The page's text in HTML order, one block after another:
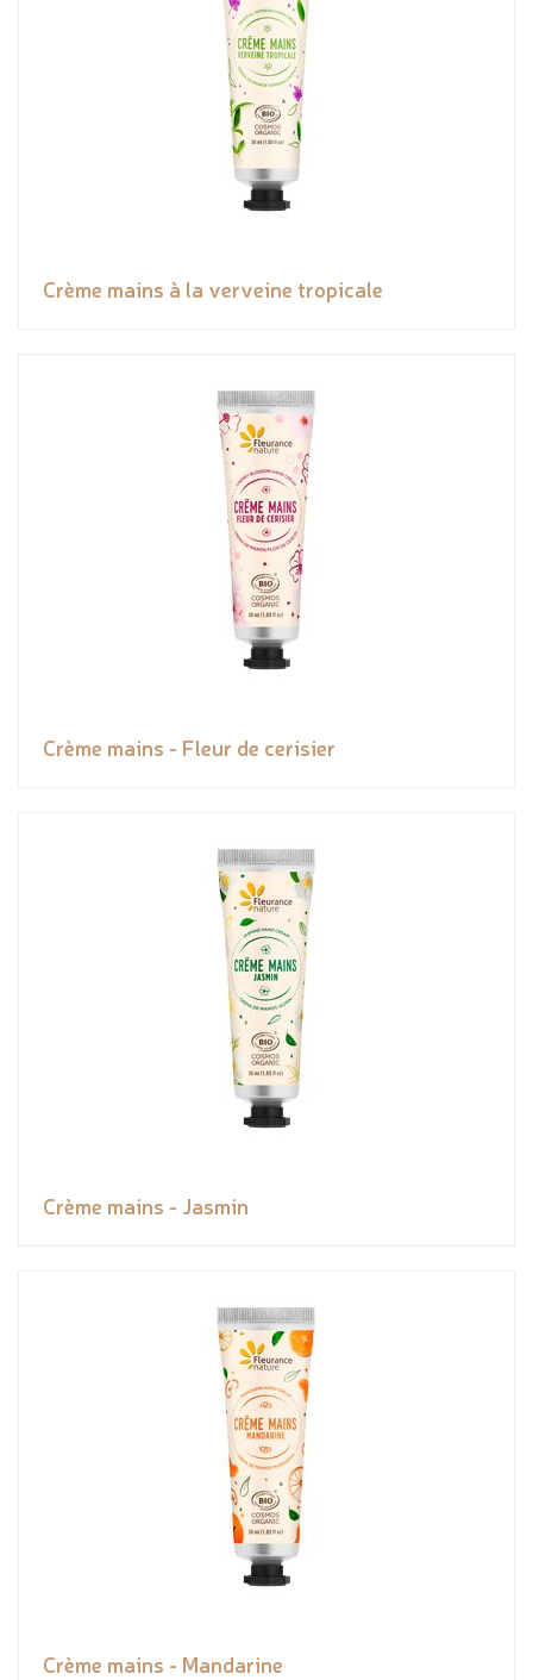
Crème mains à la verveine tropicale
Crème mains - Fleur de cerisier
Crème mains - Jasmin
Crème mains - Mandarine